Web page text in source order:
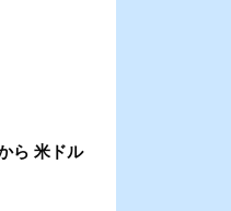
ら 米ドル